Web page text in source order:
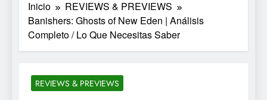
Inicio
REVIEWS & PREVIEWS
Banishers: Ghosts of New Eden | Análisis
Completo / Lo Que Necesitas Saber
REVIEWS & PREVIEWS